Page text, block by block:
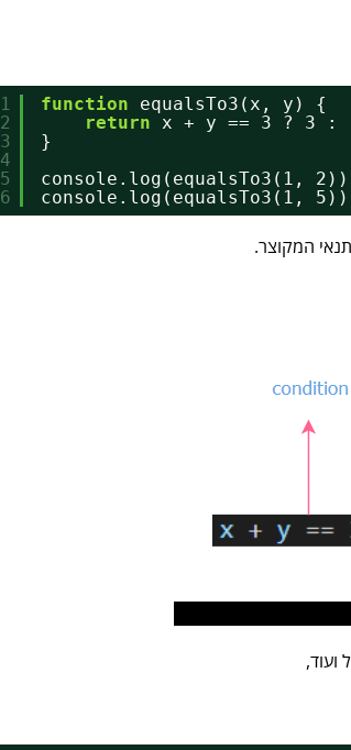
1
2
3
4
5
6
function
equalsTo3(x, y) {
return x + y == 3 ? 3 :
}
console.log(equalsTo3(1,
console.log(equalsTo3(1,
המקוצר.
ועוד,